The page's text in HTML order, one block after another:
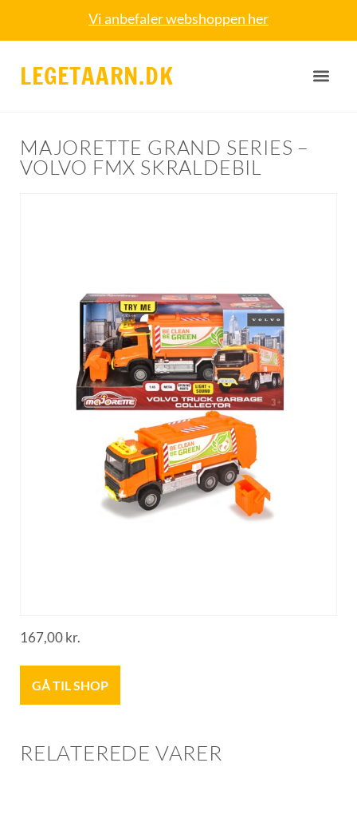
Vi anbefaler webshoppen her
LEGETAARN.DK
MAJORETTE GRAND SERIES –
VOLVO FMX SKRALDEBIL
167,00kr.
GÅ TIL SHOP
RELATEREDE VARER